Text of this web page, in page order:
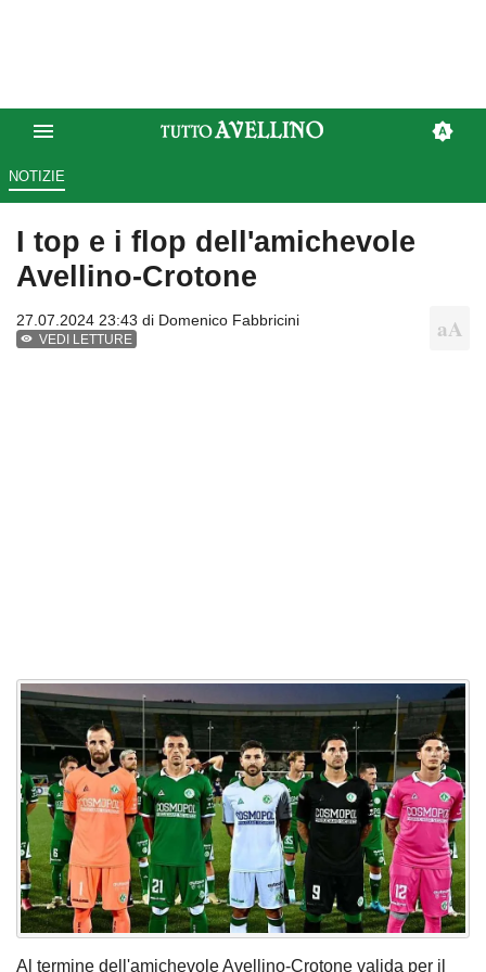
NOTIZIE
I top e i flop dell'amichevole
Avellino-Crotone
27.07.2024 23:43 di Domenico Fabbricini
VEDI LETTURE
Al termine dell'amichevole Avellino-Crotone valida per il